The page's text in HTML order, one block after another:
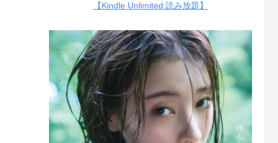
【Kindle Unlimited:読み放題】